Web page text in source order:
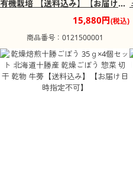
有機栽培 【送料込み】【お届け日
15,880円(税込)
商品番号：0121500001